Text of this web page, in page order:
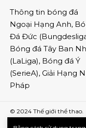
Thông tin bóng đá
Ngoại Hạng Anh,
Đá Đức (
Bóng đá Tây Ban
(LaLiga), Bóng đá Ý
(SerieA), Giải Hạng
Pháp
© 2024 Thế giới thể thao.